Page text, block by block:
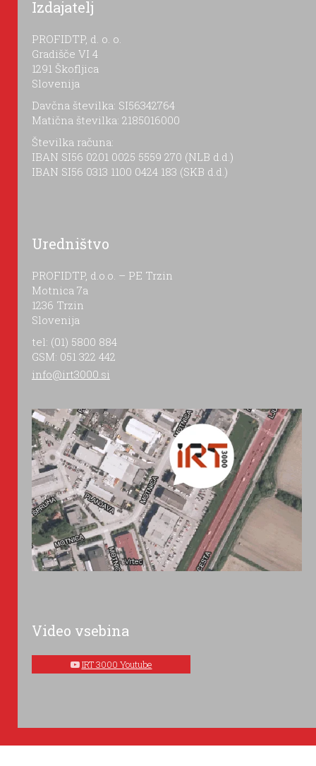
Izdajatelj
PROFIDTP, d. o. o.
Gradišče VI 4
1291 Škofljica
Slovenija
Davčna številka: SI56342764
Matična številka: 2185016000
Številka računa:
IBAN SI56 0201 0025 5559 270 (NLB d.d.)
IBAN SI56 0313 1100 0424 183 (SKB d.d.)
Uredništvo
PROFIDTP, d.o.o. – PE Trzin
Motnica 7a
1236 Trzin
Slovenija
tel: (01) 5800 884
GSM: 051 322 442
info@irt3000.si
Video vsebina
IRT 3000 Youtube